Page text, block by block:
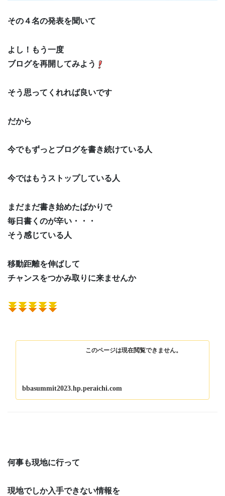
その４名の発表を聞いて
よし！もう一度
ブログを再開してみよう
そう思ってくれれば良いです
だから
今でもずっとブログを書き続けている人
今ではもうストップしている人
まだまだ書き始めたばかりで
毎日書くのが辛い・・・
そう感じている人
移動距離を伸ばして
チャンスをつかみ取りに来ませんか
このページは現在閲覧できません。
bbasummit2023.hp.peraichi.com
何事も現地に行って
現地でしか入手できない情報を